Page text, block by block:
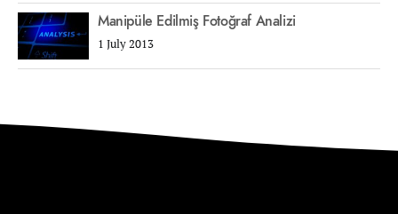
Manipüle Edilmiş Fotoğraf Analizi
1 July 2013